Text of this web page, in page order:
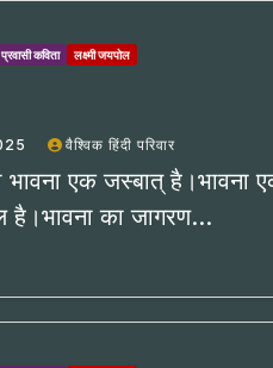
प्रवासी कविता लक्ष्मी जयपोल
वैश्विक हिंदी परिवार
भावना एक जस्बात्
है।भावना का जागरण…